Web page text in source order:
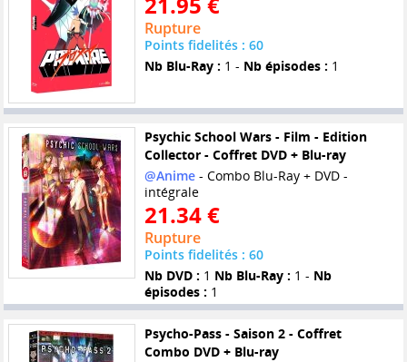
Rupture
Points fidelités : 60
Nb Blu-Ray : 1 - Nb épisodes : 1
Psychic School Wars - Film - Edition
Collector - Coffret DVD + Blu-ray
@Anime- Combo Blu-Ray + DVD -
intégrale
21.34 €
Rupture
Points fidelités : 60
Nb DVD : 1 Nb Blu-Ray : 1 - Nb
épisodes : 1
Psycho-Pass - Saison 2 - Coffret
Combo DVD + Blu-ray